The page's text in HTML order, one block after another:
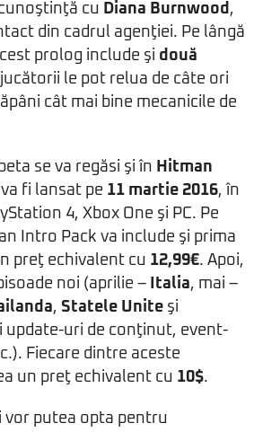
cu Diana Burnwood ,
din cadrul agenţiei. Pe lângă
prolog include şi două
le pot relua de câte ori
cât mai bine mecanicile de
se va regăsi şi în Hitman
fi lansat pe 11 martie 2016, în
4, Xbox One şi PC. Pe
Intro Pack va include şi prima
preţ echivalent cu 12,99€. Apoi,
noi (aprilie –
Italia, mai –
, Statele Unite şi
update-uri de conţinut, event-
Fiecare dintre aceste
un preţ echivalent cu 10$.
putea opta pentru